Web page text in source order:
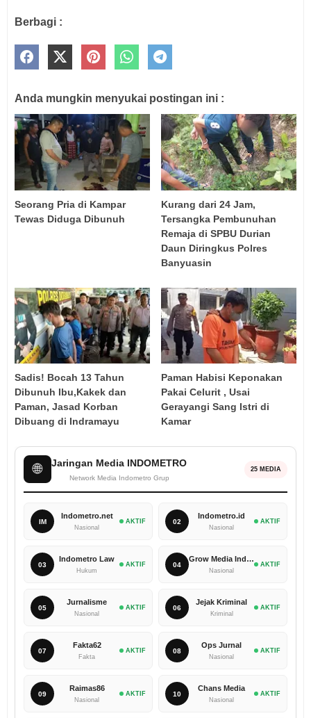
Berbagi :
Anda mungkin menyukai postingan ini :
Seorang Pria di Kampar
Tewas Diduga Dibunuh
Kurang dari 24 Jam,
Tersangka Pembunuhan
Remaja di SPBU Durian
Daun Diringkus Polres
Banyuasin
Sadis! Bocah 13 Tahun
Dibunuh Ibu,Kakek dan
Paman, Jasad Korban
Dibuang di Indramayu
Paman Habisi Keponakan
Pakai Celurit , Usai
Gerayangi Sang Istri di
Kamar
🌐 Jaringan Media INDOMETRO
Network Media Indometro Grup
25 MEDIA
IM
Indometro.net
Nasional
AKTIF 02
Indometro.id
Nasional
AKTIF
03
Indometro Law
Hukum
AKTIF 04
Grow Media Indonesia
Nasional
AKTIF
05
Jurnalisme
Nasional
AKTIF 06
Jejak Kriminal
Kriminal
AKTIF
07
Fakta62
Fakta
AKTIF 08
Ops Jurnal
Nasional
AKTIF
09
Raimas86
Nasional
AKTIF 10
Chans Media
Nasional
AKTIF